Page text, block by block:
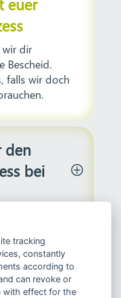
wir dir
Bescheid.
falls wir doch
den
bei
den
tracking
constantly
according to
can revoke or
with effect for the